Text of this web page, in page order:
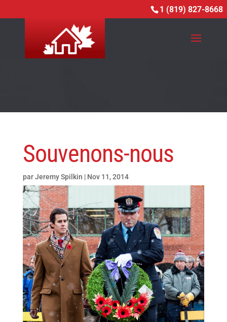
1 (819) 827-8668
Souvenons-nous
parJeremy Spilkin | Nov 11, 2014